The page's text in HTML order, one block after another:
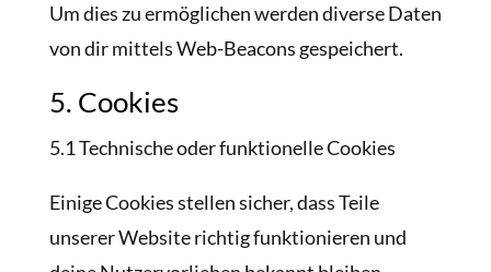
Um dies zu ermöglichen werden diverse Daten
von dir mittels Web-Beacons gespeichert.
5. Cookies
5.1 Technische oder funktionelle Cookies
Einige Cookies stellen sicher, dass Teile
unserer Website richtig funktionieren und